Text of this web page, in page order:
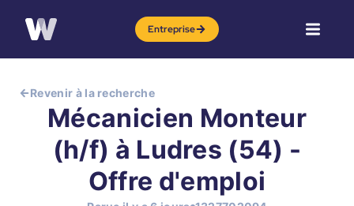
Entreprise
Revenir à la recherche
Mécanicien Monteur
(h/f) à Ludres (54) -
Offre d'emploi